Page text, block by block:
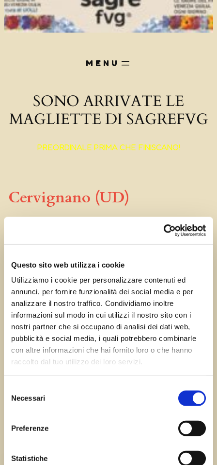
Questo sito web utilizza i cookie
Utilizziamo i cookie per personalizzare contenuti ed
annunci, per fornire funzionalità dei social media e per
analizzare il nostro traffico. Condividiamo inoltre
informazioni sul modo in cui utilizzi il nostro sito con i
nostri partner che si occupano di analisi dei dati web,
pubblicità e social media, i quali potrebbero combinarle
con altre informazioni che hai fornito loro o che hanno
raccolto dal tuo utilizzo dei loro servizi.
delNecessari
Preferenze
Statistiche
SONO ARRIVATE LE
MAGLIETTE DI SAGREFVG
PREORDINALE PRIMA CHE FINISCANO!
Cervignano (UD)
← Precedente: Vicinale di
Buttrio
Successivo:
Artegna →
Errore:Modulo di contatto non trovato.
Chi siamo